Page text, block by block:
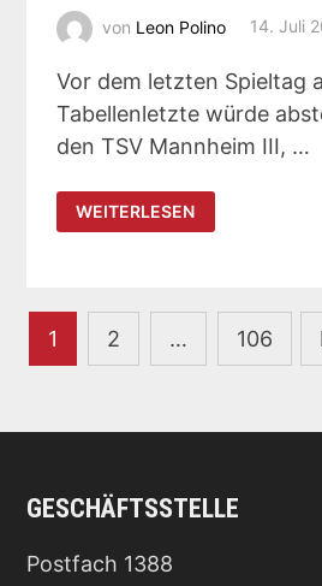
von Leon Polino 14. Juli
Vor dem letzten Spieltag
Tabellenletzte würde
den TSV Mannheim III, …
HERREN:
LAST-
MINUTE-
DES
WORTES!
WEITERLESEN
der
Beiträge
1 2 … 106
GESCHÄFTSSTELLE
Postfach 1388